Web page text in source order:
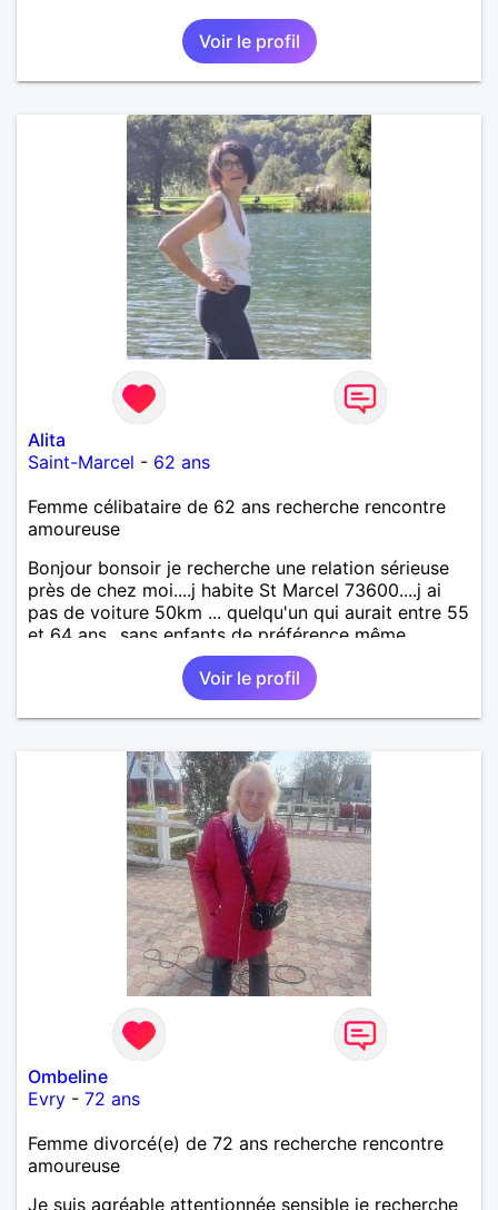
Voir le profil
Alita
Saint-Marcel - 62 ans
Femme célibataire de 62 ans recherche rencontre
amoureuse
Bonjour bonsoir je recherche une relation sérieuse
près de chez moi....j habite St Marcel 73600....j ai
pas de voiture 50km ... quelqu'un qui aurait entre 55
et 64 ans...sans enfants de préférence même
adultes et qui n aurait garder aucun contact avec
une où plusieurs ex...si vous correspondez à ma
recherche ecrivez moi je vous répondrai...
Voir le profil
Ombeline
Evry - 72 ans
Femme divorcé(e) de 72 ans recherche rencontre
amoureuse
Je suis agréable attentionnée sensible je recherche